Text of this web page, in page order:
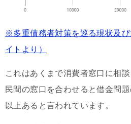
※多重債務者対策を巡る現状及
イトより）
これはあくまで消費者窓口に相
民間の窓口を合わせると借金問
以上あると言われています。